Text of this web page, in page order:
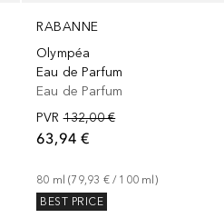
RABANNE
Olympéa
Eau de Parfum
Eau de Parfum
PVR 132,00 €
63,94 €
80 ml (79,93 € / 100 ml )
BEST PRICE